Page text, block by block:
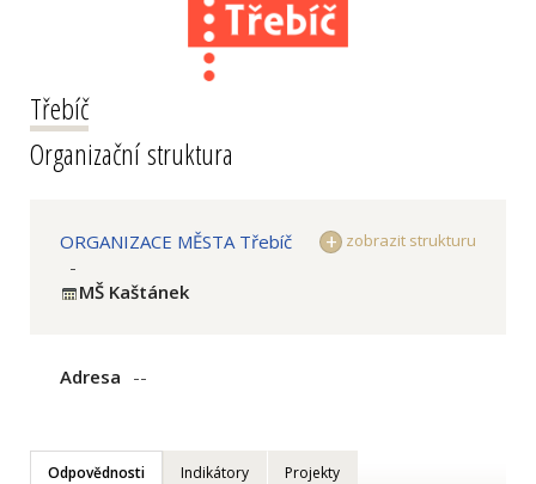
Třebíč
Organizační struktura
zobrazit strukturu
ORGANIZACE MĚSTA Třebíč
-
MŠ Kaštánek
Adresa --
Odpovědnosti Indikátory Projekty